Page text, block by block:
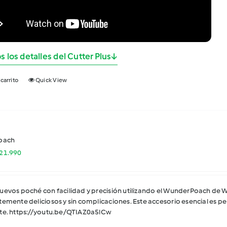
los detalles del Cutter Plus↓
Quick View
El
$21.990.
poché con facilidad y precisión utilizando el WunderPoach de
deliciosos y sin complicaciones. Este accesorio esencial es
https://youtu.be/QTIAZ0a5lCw